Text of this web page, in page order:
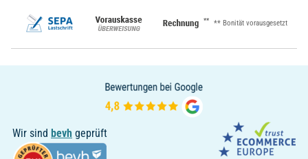
** ** Bonität vorausgesetzt
Wir sind bevh geprüft